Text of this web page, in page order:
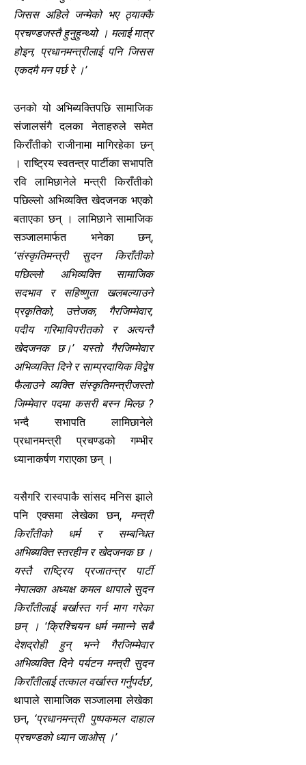
जिसस अहिले जन्मेको भए ठ्याक्कै
प्रचण्डजस्तै हुनुहुन्थ्यो । मलाई मात्र
होइन, प्रधानमन्त्रीलाई पनि जिसस
एकदमै मन पर्छ रे ।’
उनको यो अभिब्यक्तिपछि सामाजिक
संजालसंगै दलका नेताहरुले समेत
किराँतीको राजीनामा मागिरहेका छन्
। राष्ट्रिय स्वतन्त्र पार्टीका सभापति
रवि लामिछानेले मन्त्री किराँतीको
पछिल्लो अभिव्यक्ति खेदजनक भएको
बताएका छन् । लामिछाने सामाजिक
सञ्जालमार्फत भनेका छन्,
‘संस्कृतिमन्त्री सुदन किराँतीको
पछिल्लो अभिव्यक्ति सामाजिक
सदभाव र सहिष्णुता खलबल्याउने
प्रकृतिको, उत्तेजक, गैरजिम्मेवार,
पदीय गरिमाविपरीतको र अत्यन्तै
खेदजनक छ।’ यस्तो गैरजिम्मेवार
अभिव्यक्ति दिने र साम्प्रदायिक विद्वेष
फैलाउने व्यक्ति संस्कृतिमन्त्रीजस्तो
जिम्मेवार पदमा कसरी बस्न मिल्छ ?
भन्दै सभापति लामिछानेले
प्रधानमन्त्री प्रचण्डको गम्भीर
ध्यानाकर्षण गराएका छन् ।
यसैगरि रास्वपाकै सांसद मनिस झाले
पनि एक्समा लेखेका छन्, मन्त्री
किराँतीको धर्म र सम्बन्धित
अभिब्यक्ति स्तरहीन र खेदजनक छ ।
यस्तै राष्ट्रिय प्रजातन्त्र पार्टी
नेपालका अध्यक्ष कमल थापाले सुदन
किराँतीलाई बर्खास्त गर्न माग गरेका
छन् । ‘क्रिश्चियन धर्म नमान्ने सबै
देशद्रोही हुन् भन्ने गैरजिम्मेवार
अभिव्यक्ति दिने पर्यटन मन्त्री सुदन
किराँतीलाई तत्काल वर्खास्त गर्नुपर्दछ’,
थापाले सामाजिक सञ्जालमा लेखेका
छन्, ‘प्रधानमन्त्री पुष्पकमल दाहाल
प्रचण्डको ध्यान जाओस् ।’